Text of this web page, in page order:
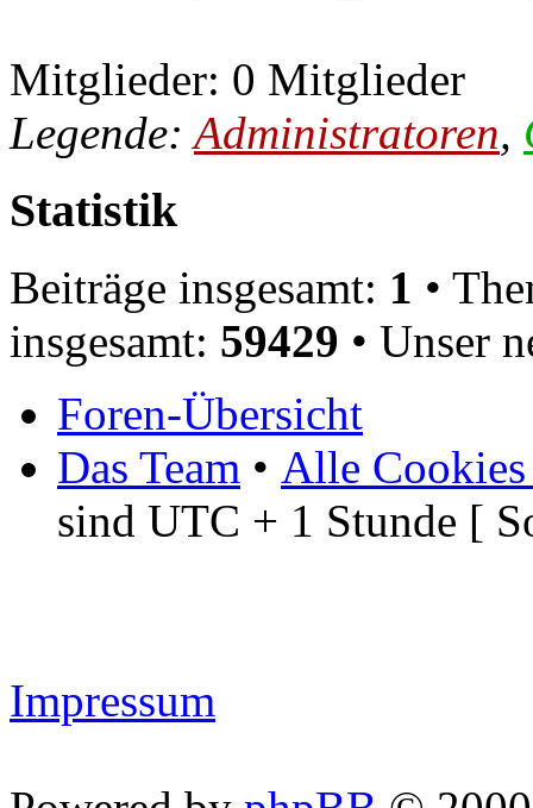
Mitglieder: 0 Mitglieder
Legende:Administratoren,
Statistik
Beiträge insgesamt: 1 •
insgesamt: 59429 • Unser
Foren-Übersicht
Das Team • Alle Cookies
sind UTC + 1 Stunde [
Impressum